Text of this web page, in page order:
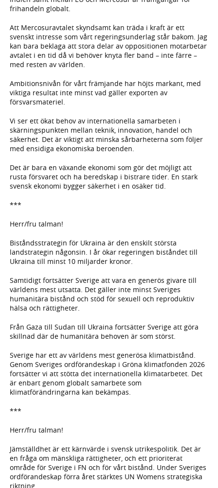
frihandeln globalt.
Att Mercosuravtalet skyndsamt kan träda i kraft är ett
svenskt intresse som vårt regeringsunderlag står bakom. Jag
kan bara beklaga att stora delar av oppositionen motarbetar
avtalet i en tid då vi behöver knyta fler band – inte färre –
med resten av världen.
Ambitionsnivån för vårt främjande har höjts markant, med
viktiga resultat inte minst vad gäller exporten av
försvarsmateriel.
Vi ser ett ökat behov av internationella samarbeten i
skärningspunkten mellan teknik, innovation, handel och
säkerhet. Det är viktigt att minska sårbarheterna som följer
med ensidiga ekonomiska beroenden.
Det är bara en växande ekonomi som gör det möjligt att
rusta försvaret och ha beredskap i bistrare tider. En stark
svensk ekonomi bygger säkerhet i en osäker tid.
***
Herr/fru talman!
Biståndsstrategin för Ukraina är den enskilt största
landstrategin någonsin. I år ökar regeringen biståndet till
Ukraina till minst 10 miljarder kronor.
Samtidigt fortsätter Sverige att vara en generös givare till
världens mest utsatta. Det gäller inte minst Sveriges
humanitära bistånd och stöd för sexuell och reproduktiv
hälsa och rättigheter.
Från Gaza till Sudan till Ukraina fortsätter Sverige att göra
skillnad där de humanitära behoven är som störst.
Sverige har ett av världens mest generösa klimatbistånd.
Genom Sveriges ordförandeskap i Gröna klimatfonden 2026
fortsätter vi att stötta det internationella klimatarbetet. Det
är enbart genom globalt samarbete som
klimatförändringarna kan bekämpas.
***
Herr/fru talman!
Jämställdhet är ett kärnvärde i svensk utrikespolitik. Det är
en fråga om mänskliga rättigheter, och ett prioriterat
område för Sverige i FN och för vårt bistånd. Under Sveriges
ordförandeskap förra året stärktes UN Womens strategiska
riktning.